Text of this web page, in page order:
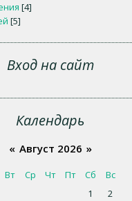
[4]
[5]
Вход на сайт
Календарь
« Август 2026 »
Вт Ср Чт Пт Сб
Вс
1
2